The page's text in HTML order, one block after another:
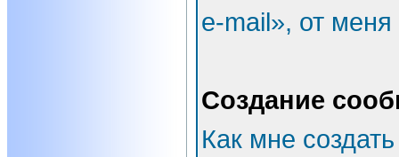
e-mail», от
Создание
Как мне